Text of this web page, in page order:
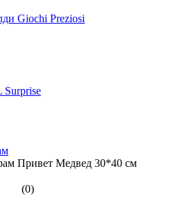
Giochi Preziosi
Привет Медвед 30*40 см
(0)